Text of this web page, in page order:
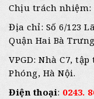
Chịu trách nhiệm:
Địa chỉ: Số 6/123
Quận Hai Bà
VPGD: Nhà C7,
Phóng, Hà Nội.
Điện thoại: 0243.